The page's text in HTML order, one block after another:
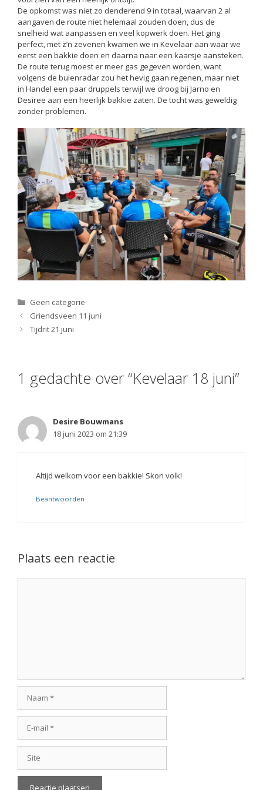
De opkomst was niet zo denderend 9 in totaal, waarvan 2 al
aangaven de route niet helemaal zouden doen, dus de
snelheid wat aanpassen en veel kopwerk doen. Het ging
perfect, met z’n zevenen kwamen we in Kevelaar aan waar we
eerst een bakkie doen en daarna naar een kaarsje aansteken.
De route terug moest er meer gas gegeven worden, want
volgens de buienradar zou het hevig gaan regenen, maar niet
in Handel een paar druppels terwijl we droog bij Jarno en
Desiree aan een heerlijk bakkie zaten. De tocht was geweldig
zonder problemen.
Categorieën
Geen categorie
Griendsveen 11 juni
Tijdrit 21 juni
1 gedachte over “Kevelaar 18 juni”
Desire Bouwmans
18 juni 2023 om 21:39
Altijd welkom voor een bakkie! Skon volk!
Beantwoorden
Plaats een reactie
mail